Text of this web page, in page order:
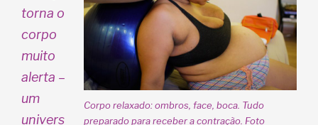
Corpo relaxado: ombros, face, boca. Tudo
preparado para receber a contração. Foto
torna o
corpo
muito
alerta –
um
univers